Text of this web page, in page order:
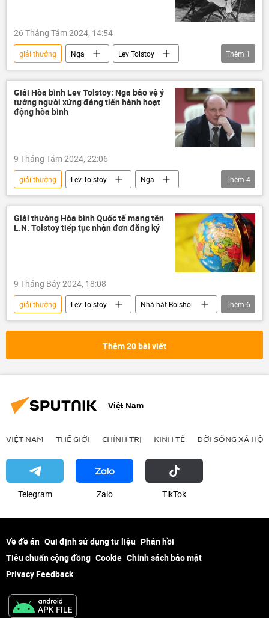
26 Tháng Tám 2024, 14:54
giải thưởng Nga
Lev Tolstoy
Thế giới
Thêm 1
Giải Hòa bình Lev Tolstoy: Nga bảo vệ ý
tưởng người xứng đáng tiến hành hoạt
động hòa bình
9 Tháng Tám 2024, 22:06
giải thưởng Lev Tolstoy
Nga
Thế giới
Nhà hát Bolshoi
phỏng vấn
Xã hội
Thêm 4
Giải thưởng Hòa bình Quốc tế mang tên
L.N. Tolstoy tiếp tục nhận đơn đăng ký
9 Tháng Bảy 2024, 18:08
giải thưởng Lev Tolstoy
Nhà hát Bolshoi
Châu Á
châu Phi
Châu Âu
Thế giới Xã hội
Thêm 6
Thêm 20 bài viết
Việt Nam
VIỆT NAM THẾ GIỚI CHÍNH TRỊ KINH TẾ ĐỜI SỐNG XÃ HỘI
Telegram Zalo ТikТоk
Về đề án Qui định sử dụng tư liệu Phản hồi
Tiêu chuẩn cộng đồng Cookie Chính sách bảo mật
Privacy Feedback